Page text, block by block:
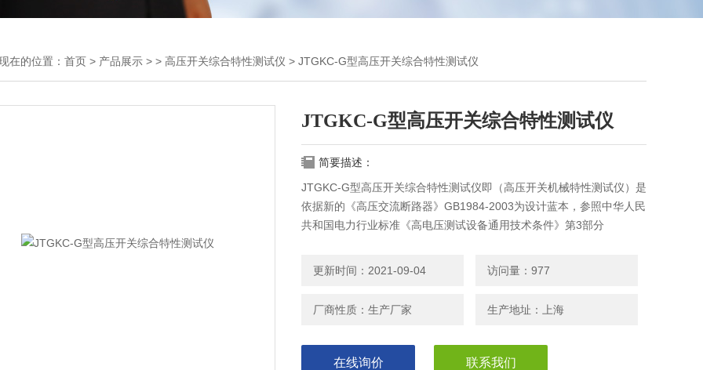
在的位置： 首页 > 产品展示 > > 高压开关综合特性测试仪 > JTGKC-G型高压开关综合特性测试仪
JTGKC-G型高压开关综合特性测试仪
简要描述：
JTGKC-G型高压开关综合特性测试仪即（高压开关机械特性测试仪）是
依据新的《高压交流断路器》GB1984-2003为设计蓝本，参照中华人民
共和国电力行业标准《高电压测试设备通用技术条件》第3部分
更新时间：2021-09-04 访问量：977
厂商性质：生产厂家 生产地址：上海
在线询价 联系我们